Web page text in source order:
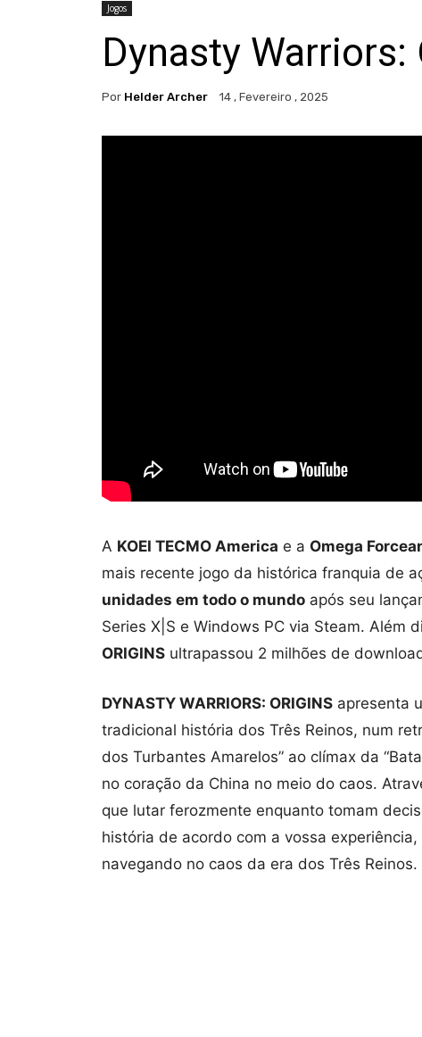
Jogos
Dynasty
Por Helder Archer 14 , Fevereiro , 2025
A KOEI TECMO America e a Omega
mais recente jogo da histórica franquia de
unidades em todo o mundo após seu
Series X|S e Windows PC via Steam. Além
ORIGINS ultrapassou 2 milhões de
DYNASTY WARRIORS: ORIGINS apresenta
tradicional história dos Três Reinos, num
dos Turbantes Amarelos” ao clímax da
no coração da China no meio do caos.
que lutar ferozmente enquanto tomam
história de acordo com a vossa
navegando no caos da era dos Três Reinos.